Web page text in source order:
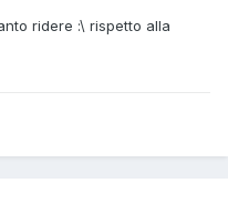
ridere :\ rispetto alla